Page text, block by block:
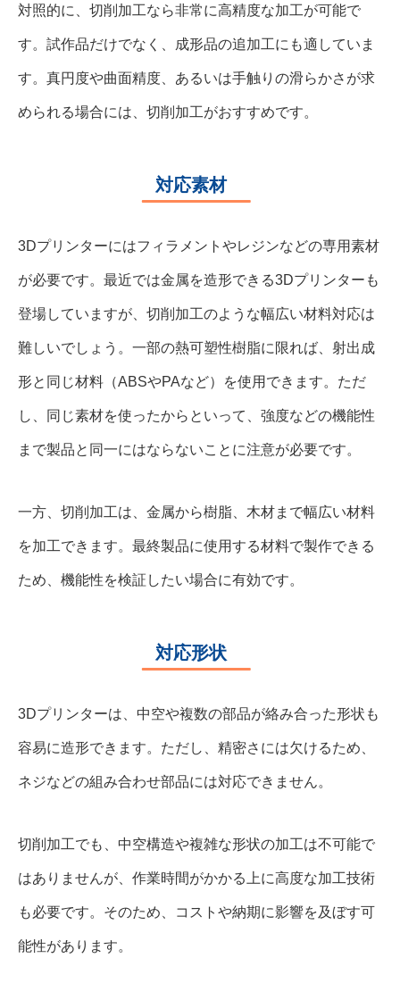
対照的に、切削加工なら非常に高精度な加工が可能で
す。試作品だけでなく、成形品の追加工にも適していま
す。真円度や曲面精度、あるいは手触りの滑らかさが求
められる場合には、切削加工がおすすめです。
対応素材
3Dプリンターにはフィラメントやレジンなどの専用素材
が必要です。最近では金属を造形できる3Dプリンターも
登場していますが、切削加工のような幅広い材料対応は
難しいでしょう。一部の熱可塑性樹脂に限れば、射出成
形と同じ材料（ABSやPAなど）を使用できます。ただ
し、同じ素材を使ったからといって、強度などの機能性
まで製品と同一にはならないことに注意が必要です。
一方、切削加工は、金属から樹脂、木材まで幅広い材料
を加工できます。最終製品に使用する材料で製作できる
ため、機能性を検証したい場合に有効です。
対応形状
3Dプリンターは、中空や複数の部品が絡み合った形状も
容易に造形できます。ただし、精密さには欠けるため、
ネジなどの組み合わせ部品には対応できません。
切削加工でも、中空構造や複雑な形状の加工は不可能で
はありませんが、作業時間がかかる上に高度な加工技術
も必要です。そのため、コストや納期に影響を及ぼす可
能性があります。